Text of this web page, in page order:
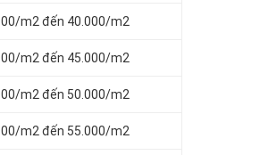
m2 đến 40.000/m2
m2 đến 45.000/m2
m2 đến 50.000/m2
m2 đến 55.000/m2